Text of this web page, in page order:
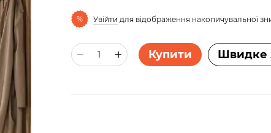
% Увійти для відображення накопичувальної
Купити Швидке